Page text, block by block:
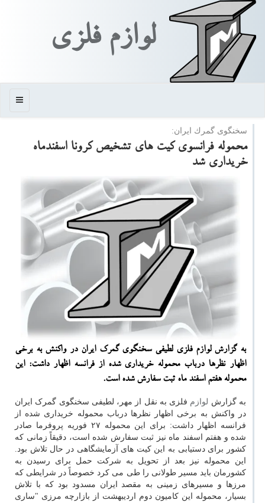
لوازم فلزی
منو
سخنگوی گمرك ایران:
محموله فرانسوی كیت های تشخیص كرونا اسفندماه
خریداری شد
به گزارش لوازم فلزی لطیفی سخنگوی گمرك ایران در واكنش به برخی
اظهار نظرها درباب محموله خریداری شده از فرانسه اظهار داشت: این
محموله هفتم اسفند ماه ثبت سفارش شده است.
به گزارش لوازم فلزی به نقل از مهر، لطیفی سخنگوی گمرک ایران
در واکنش به برخی اظهار نظرها درباب محموله خریداری شده از
فرانسه اظهار داشت: برای این محموله ۲۷ فوریه پروفرما صادر
شده و هفتم اسفند ماه نیز ثبت سفارش شده است، دقیقاً زمانی که
کشور برای دستیابی به این کیت های آزمایشگاهی در حال تلاش بود.
این محموله نیز بعد از تحویل به شرکت حمل برای رسیدن به
کشورمان باید مسیر طولانی را طی می کرد خصوصاً در شرایطی که
مرزها و مسیرهای زمینی به مقصد ایران مسدود بود که با تلاش
بسیار، محموله این کامیون دوم اردیبهشت از بازارچه مرزی "ساری